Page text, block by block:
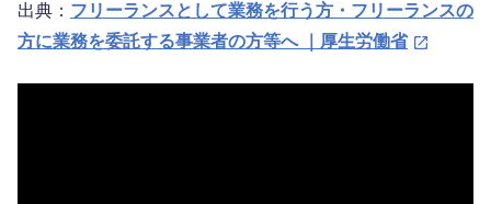
出典： フリーランスとして業務を行う方・フリーランスの
方に業務を委託する事業者の方等へ ｜厚生労働省